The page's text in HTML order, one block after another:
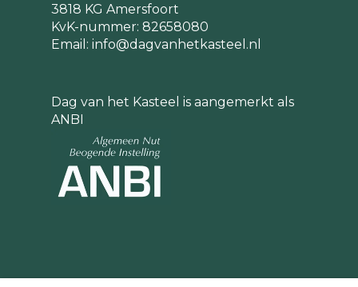
3818 KG Amersfoort
KvK-nummer: 82658080
Email: info@dagvanhetkasteel.nl
Dag van het Kasteel is aangemerkt als
ANBI